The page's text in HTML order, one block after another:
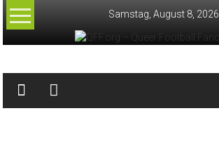
Zum
Inhalt
Samstag, August 8, 2026
QFF.org
–